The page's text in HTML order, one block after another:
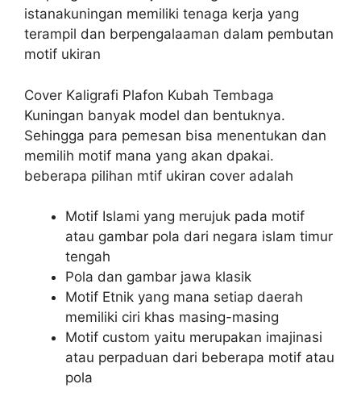
istanakuningan memiliki tenaga kerja yang
terampil dan berpengalaaman dalam pembutan
motif ukiran
Cover Kaligrafi Plafon Kubah Tembaga
Kuningan banyak model dan bentuknya.
Sehingga para pemesan bisa menentukan dan
memilih motif mana yang akan dpakai.
beberapa pilihan mtif ukiran cover adalah
Motif Islami yang merujuk pada motif
atau gambar pola dari negara islam timur
tengah
Pola dan gambar jawa klasik
Motif Etnik yang mana setiap daerah
memiliki ciri khas masing-masing
Motif custom yaitu merupakan imajinasi
atau perpaduan dari beberapa motif atau
pola